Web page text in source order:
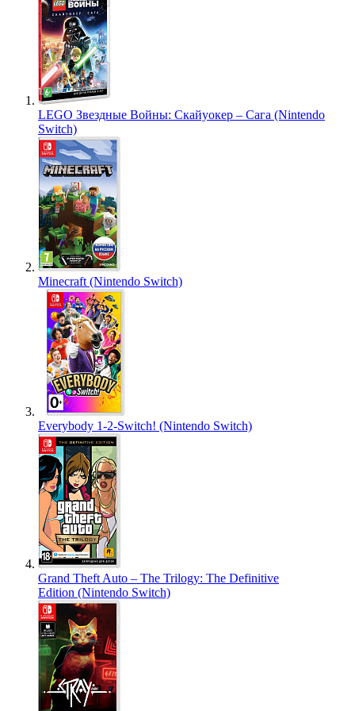
LEGO Звездные Войны: Скайуокер – Сага (Nintendo
Switch)
Minecraft (Nintendo Switch)
Everybody 1-2-Switch! (Nintendo Switch)
Grand Theft Auto – The Trilogy: The Definitive
Edition (Nintendo Switch)